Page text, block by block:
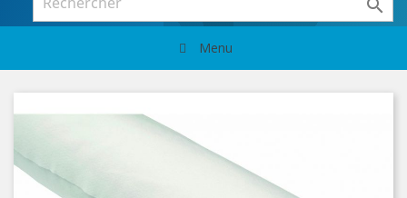

Menu